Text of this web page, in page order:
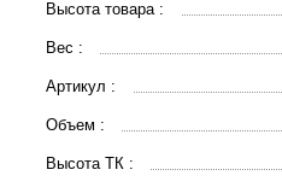
Высота товара :
Вес :
Артикул :
Объем :
Высота ТК :